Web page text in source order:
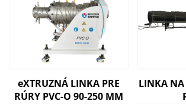
eXTRUZNÁ LINKA PRE
RÚRY PVC-O 90-250 MM
LINKA NA